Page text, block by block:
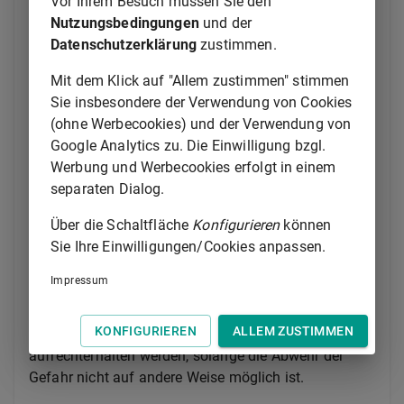
abzuwehren ist,
2. Maßnahmen gegen die nach den
oder 8 Verantwortlichen nicht oder nicht
rechtzeitig möglich sind oder keinen Erfolg
versprechen,
3.
die Polizei die Gefahr nicht oder nicht
rechtzeitig selbst oder durch Beauftragte
abwehren kann und
4.
die Personen ohne erhebliche eigene
Gefährdung und ohne Verletzung
höherwertiger Pflichten in Anspruch
Die Maßnahmen nach Abs. 1 dürfen nur
aufrechterhalten werden, solange die Abwehr der
Gefahr nicht auf andere Weise möglich ist.
Nutzungsbedingungenund der
Datenschutzerklärung zustimmen.
Mit dem Klick auf "Allem zustimmen" stimmen
Sie insbesondere der Verwendung von Cookies
(ohne Werbecookies) und der Verwendung von
Google Analytics zu. Die Einwilligung bzgl.
Werbung und Werbecookies erfolgt in einem
separaten Dialog.
Über die Schaltfläche Konfigurierenkönnen
Sie Ihre Einwilligungen/Cookies anpassen.
Impressum
KONFIGURIEREN ALLEM ZUSTIMMEN